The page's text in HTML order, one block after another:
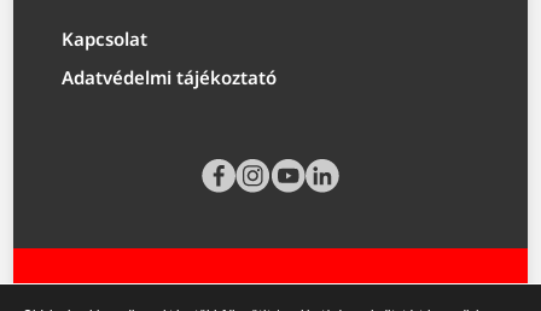
Kapcsolat
Adatvédelmi tájékoztató